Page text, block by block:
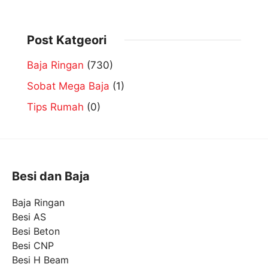
Post Katgeori
Baja Ringan (730)
Sobat Mega Baja (1)
Tips Rumah (0)
Besi dan Baja
Baja Ringan
Besi AS
Besi Beton
Besi CNP
Besi H Beam